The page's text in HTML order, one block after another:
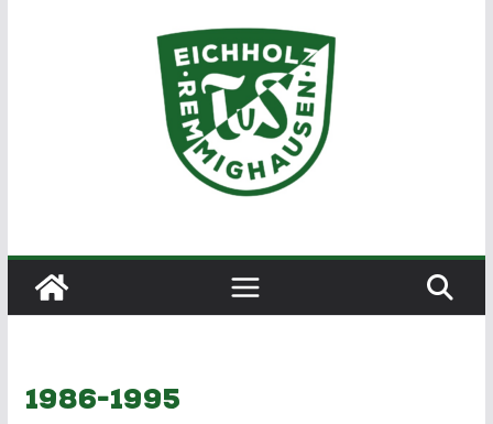
1986-1995